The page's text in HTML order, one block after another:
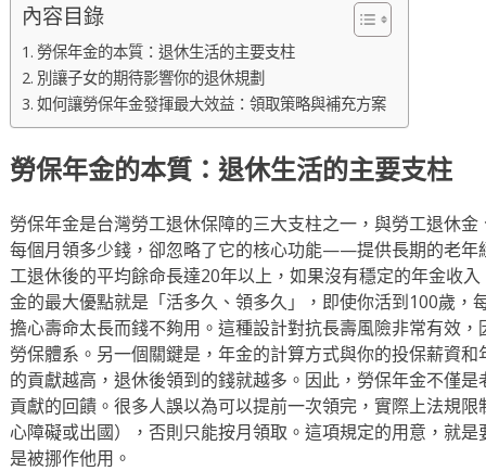
內容目錄
勞保年金的本質：退休生活的主要支柱
別讓子女的期待影響你的退休規劃
如何讓勞保年金發揮最大效益：領取策略與補充方案
勞保年金的本質：退休生活的主要支柱
勞保年金是台灣勞工退休保障的三大支柱之一，與勞工退休
每個月領多少錢，卻忽略了它的核心功能——提供長期的老年
工退休後的平均餘命長達20年以上，如果沒有穩定的年金收
金的最大優點就是「活多久、領多久」，即使你活到100歲，
擔心壽命太長而錢不夠用。這種設計對抗長壽風險非常有效
勞保體系。另一個關鍵是，年金的計算方式與你的投保薪資
的貢獻越高，退休後領到的錢就越多。因此，勞保年金不僅
貢獻的回饋。很多人誤以為可以提前一次領完，實際上法規
心障礙或出國），否則只能按月領取。這項規定的用意，就
是被挪作他用。